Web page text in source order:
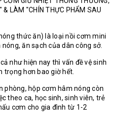
& LÀM "CHÍN THỰC PHẨM SAU
thức ăn) là loại nồi cơm mini
ăn sạch của dân công sở.
như hiện nay thì vấn đề vệ sinh
hơn bao giờ hết.
phòng, hộp cơm hâm nóng còn
theo ca, học sinh, sinh viên, trẻ
cơm cho gia đình từ 1-2